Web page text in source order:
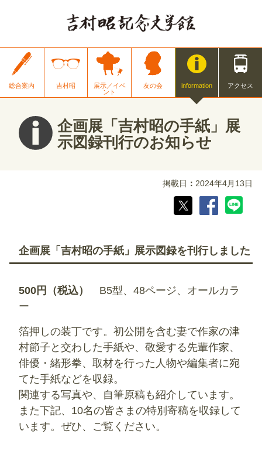
総合案内 吉村昭
展示／イベ
ント
友の会 information アクセス
企画展「吉村昭の手紙」展
示図録刊行のお知らせ
掲載日 2024年4月13日
企画展「吉村昭の手紙」展示図録を刊行しました
500円（税込）
B5型、48ページ、オールカラ
ー
箔押しの装丁です。初公開を含む妻で作家の津
村節子と交わした手紙や、敬愛する先輩作家、
俳優・緒形拳、取材を行った人物や編集者に宛
てた手紙などを収録。
関連する写真や、自筆原稿も紹介しています。
また下記、10名の皆さまの特別寄稿を収録して
います。ぜひ、ご覧ください。